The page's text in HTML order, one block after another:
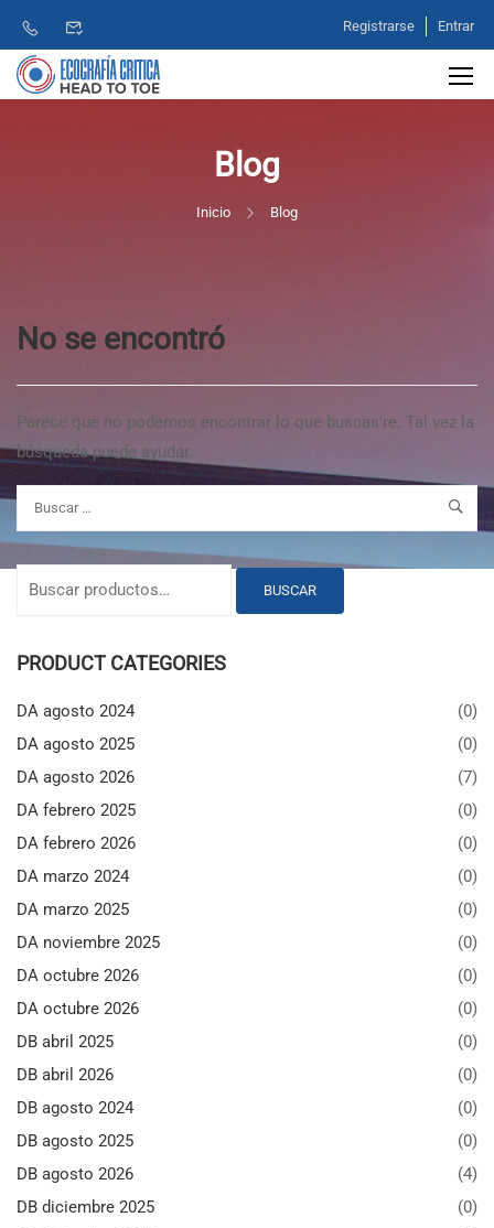
Registrarse Entrar
Blog
Inicio Blog
No se encontró
Parece que no podemos encontrar lo que buscas’re. Tal vez la
búsqueda puede ayudar.
BUSCAR
PRODUCT CATEGORIES
DA agosto 2024
(0)
DA agosto 2025
(0)
DA agosto 2026
(7)
DA febrero 2025
(0)
DA febrero 2026
(0)
DA marzo 2024
(0)
DA marzo 2025
(0)
DA noviembre 2025
(0)
DA octubre 2026
(0)
DA octubre 2026
(0)
DB abril 2025
(0)
DB abril 2026
(0)
DB agosto 2024
(0)
DB agosto 2025
(0)
DB agosto 2026
(4)
DB diciembre 2025
(0)